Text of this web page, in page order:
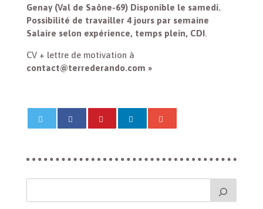
Genay (Val de Saône-69) Disponible le samedi.
Possibilité de travailler 4 jours par semaine
Salaire selon expérience, temps plein, CDI.
CV + lettre de motivation à
contact@terrederando.com »